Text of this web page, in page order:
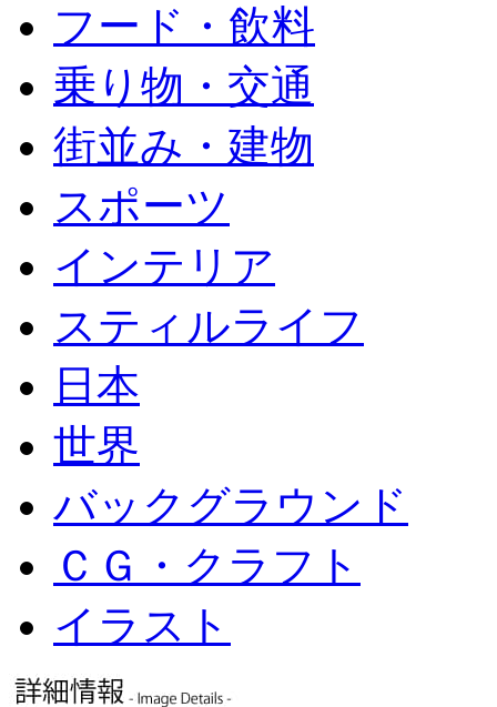
フード・飲料
乗り物・交通
街並み・建物
スポーツ
インテリア
スティルライフ
日本
世界
バックグラウンド
ＣＧ・クラフト
イラスト